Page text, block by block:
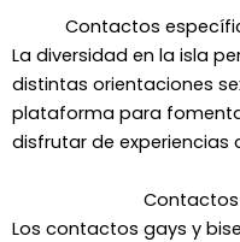
Contactos
La diversidad en la isla
distintas orientaciones
plataforma para
disfrutar de experiencias
Contactos
Los contactos gays y